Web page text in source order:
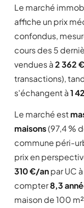
Le marché
affiche un prix
confondus,
cours des 5
vendues à2 362
transactions),
s'échangent à1
Le marché est
maisons(97,4 %
commune péri-
prix en
310 €/anpar UC
compter8,3
maison de 100